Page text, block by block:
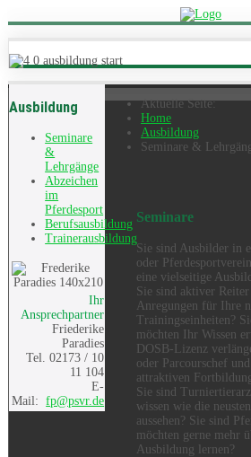
Ausbildung
Seminare
&
Lehrgänge
Abzeichen
im
Pferdesport
Berufsausbildung
Trainerausbildung
Ihr
Ansprechpartner
Friederike
Paradies
Tel. 02173 / 10
11 104
E-
Mail:fp@psvr.de
Aktuelle Seite:
Home
Ausbildung
Seminare &
Seminare
Sie sind Ausbilder in
oder
eine vielseitige
Sie sind aktiver Reiter
Anregungen für Ihre
Trainingseinheiten?
möchten Ihr Wissen
DOSB-Lizenz
oder Parcourschef
attraktiven
Sie sind
wissen wie die
aussehen? Sie sind
möchten gerne mehr
Ausbildung lernen?